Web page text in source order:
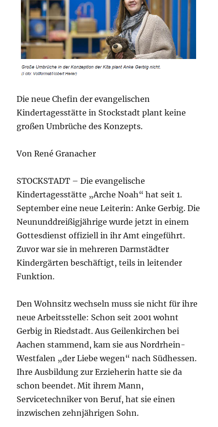
Die neue Chefin der evangelischen
Kindertagesstätte in Stockstadt plant keine
großen Umbrüche des Konzepts.
Von René Granacher
STOCKSTADT – Die evangelische
Kindertagesstätte „Arche Noah“ hat seit 1.
September eine neue Leiterin: Anke Gerbig. Die
Neununddreißigjährige wurde jetzt in einem
Gottesdienst offiziell in ihr Amt eingeführt.
Zuvor war sie in mehreren Darmstädter
Kindergärten beschäftigt, teils in leitender
Funktion.
Den Wohnsitz wechseln muss sie nicht für ihre
neue Arbeitsstelle: Schon seit 2001 wohnt
Gerbig in Riedstadt. Aus Geilenkirchen bei
Aachen stammend, kam sie aus Nordrhein-
Westfalen „der Liebe wegen“ nach Südhessen.
Ihre Ausbildung zur Erzieherin hatte sie da
schon beendet. Mit ihrem Mann,
Servicetechniker von Beruf, hat sie einen
inzwischen zehnjährigen Sohn.